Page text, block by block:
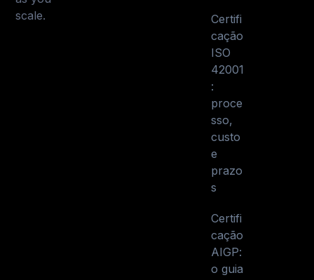
scale.
Certifi
cação
ISO
42001
:
proce
sso,
custo
e
prazo
s
Certifi
cação
AIGP:
o guia